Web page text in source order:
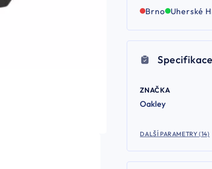
Brno Uherské
Specifikace
ZNAČKA
Oakley
DALŠÍ PARAMETRY (14)